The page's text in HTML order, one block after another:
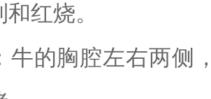
红烧。
牛的胸腔左右两侧